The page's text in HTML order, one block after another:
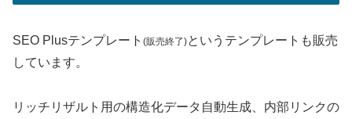
SEO Plusテンプレート (販売終了)というテンプレートも販売
しています。
リッチリザルト用の構造化データ自動生成、内部リンクの